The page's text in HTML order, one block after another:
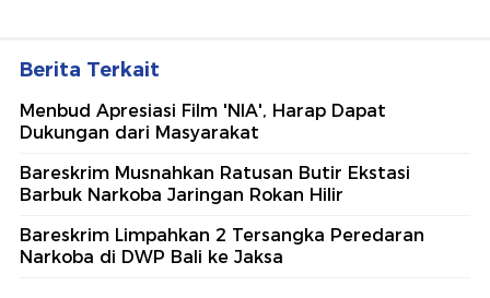
Berita Terkait
Menbud Apresiasi Film 'NIA', Harap Dapat
Dukungan dari Masyarakat
Bareskrim Musnahkan Ratusan Butir Ekstasi
Barbuk Narkoba Jaringan Rokan Hilir
Bareskrim Limpahkan 2 Tersangka Peredaran
Narkoba di DWP Bali ke Jaksa